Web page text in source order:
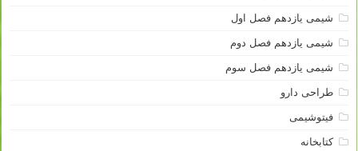
شیمی یازدهم فصل اول
شیمی یازدهم فصل دوم
شیمی یازدهم فصل سوم
طراحی دارو
فیتوشیمی
کتابخانه